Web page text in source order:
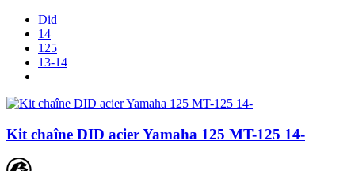
Did
14
125
13-14
Kit chaîne DID acier Yamaha 125 MT-125 14-